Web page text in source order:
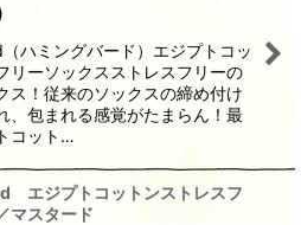
ハミングバード）エジプトコッ
リーソックスストレスフリーの
ス！従来のソックスの締め付け
、包まれる感覚がたまらん！最
コット…
エジプトコットンストレスフ
マスタード